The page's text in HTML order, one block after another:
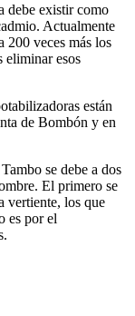
debe existir como
Actualmente
200 veces más los
eliminar esos
están
de Bombón y en
se debe a dos
El primero se
vertiente, los que
es por el